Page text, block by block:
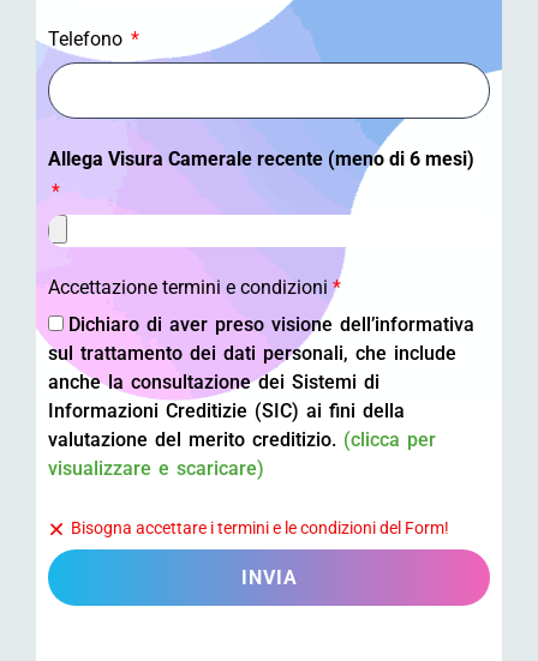
Telefono
Allega Visura Camerale recente (meno di 6 mesi)
Accettazione termini e condizioni *
Dichiaro di aver preso visione dell’informativa
sul trattamento dei dati personali, che include
anche la consultazione dei Sistemi di
Informazioni Creditizie (SIC) ai fini della
valutazione del merito creditizio. (clicca per
visualizzare e scaricare)
Bisogna accettare i termini e le condizioni del Form!
INVIA